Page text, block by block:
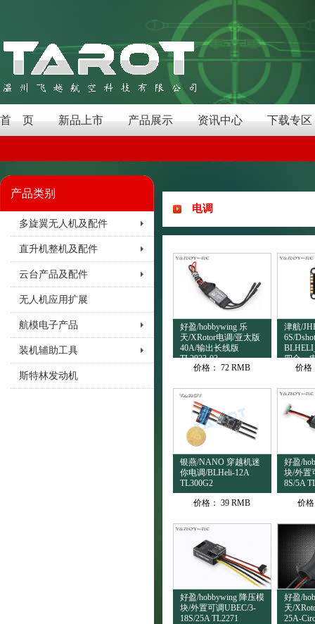
首 页 新品上市 产品展示 资讯中心 下载专区
产品类别
多旋翼无人机及配件
直升机整机及配件
云台产品及配件
无人机应用扩展
航模电子产品
装机辅助工具
斯特林发动机
电调
好盈/hobbywing 乐
天/XRotor电调/亚太版
40A/输出长线版
TL2923-02
价格： 72 RMB
津航/
6S/
四合一
价格
银燕/NANO 穿越机迷
你电调/BLHeli-12A
TL300G2
价格： 39 RMB
好盈/
块/外置
8S/5A
价
好盈/hobbywing 降压模
块/外置可调UBEC/3-
18S/25A TL2271
好盈/
天/
25A-